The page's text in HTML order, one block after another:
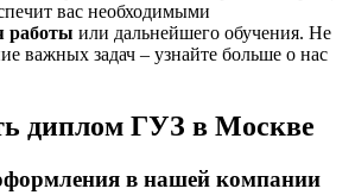
вас необходимыми
работы или дальнейшего обучения. Не
важных задач – узнайте больше о нас
диплом ГУЗ в Москве
в нашей компании